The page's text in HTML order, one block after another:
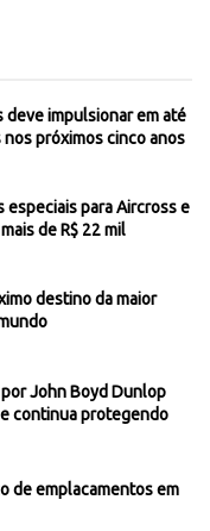
deve impulsionar em até
nos próximos cinco anos
para Aircross e
de R$ 22 mil
destino da maior
John Boyd Dunlop
continua protegendo
de emplacamentos em